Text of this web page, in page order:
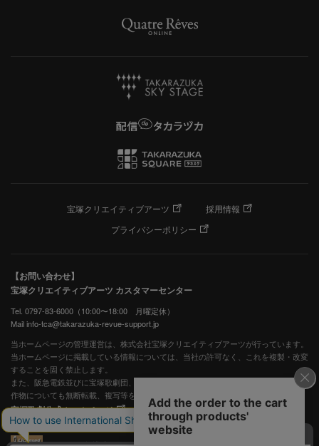
宝塚クリエイティブアーツ
採用情報
プライバシーポリシー
【お問い合わせ】
宝塚クリエイティブアーツ カスタマーセンター
Tel. 0797-83-6000（10:00〜18:00 月曜定休）
Mail info-tca@takarazuka-revue-support.jp
当ホームページの管理運営は、株式会社宝塚クリエイティブアーツが行っています。
当ホームページに掲載している情報については、当社の許可なく、これを複製・改変
することを固く禁止します。
また、阪急電鉄並びに宝塚歌劇団、宝塚クリエイティブアーツの出版物ほか写真等著
作物についても無断転載、複写等を禁じます。
宝塚歌劇公式ホームページ